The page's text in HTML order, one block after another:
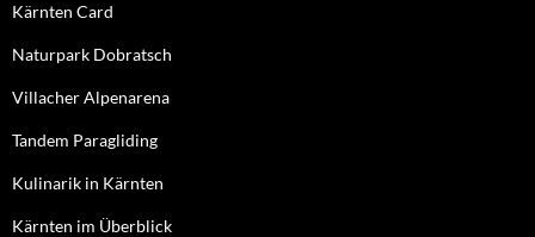
Kärnten Card
Naturpark Dobratsch
Villacher Alpenarena
Tandem Paragliding
Kulinarik in Kärnten
Kärnten im Überblick